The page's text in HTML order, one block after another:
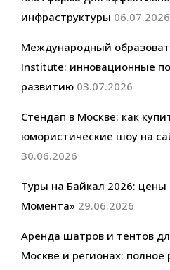
инфраструктуры 06.07.2026
Международный
Institute: инновационные
развитию 03.07.2026
Стендап в Москве: как
юмористические шоу на
30.06.2026
Туры на Байкал 2026:
Момента» 29.06.2026
Аренда шатров и тентов
Москве и регионах: полное